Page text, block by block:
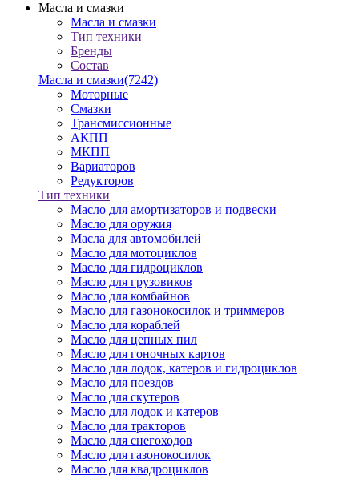
Масла и смазки
Масла и смазки
Тип техники
Бренды
Состав
Масла и смазки(7242)
Моторные
Смазки
Трансмиссионные
АКПП
МКПП
Вариаторов
Редукторов
Тип техники
Масло для амортизаторов и подвески
Масло для оружия
Масла для автомобилей
Масло для мотоциклов
Масло для гидроциклов
Масло для грузовиков
Масло для комбайнов
Масло для газонокосилок и триммеров
Масло для кораблей
Масло для цепных пил
Масло для гоночных картов
Масло для лодок, катеров и гидроциклов
Масло для поездов
Масло для скутеров
Масло для лодок и катеров
Масло для тракторов
Масло для снегоходов
Масло для газонокосилок
Масло для квадроциклов